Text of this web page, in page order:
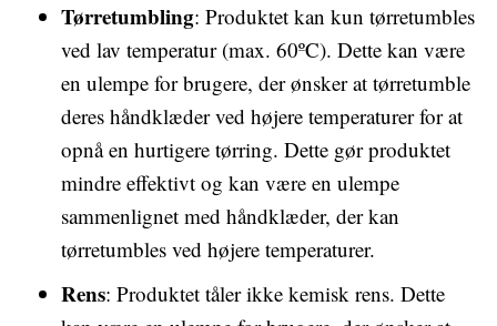
Tørretumbling: Produktet kan kun tørretumbles
ved lav temperatur (max. 60ºC). Dette kan være
en ulempe for brugere, der ønsker at tørretumble
deres håndklæder ved højere temperaturer for at
opnå en hurtigere tørring. Dette gør produktet
mindre effektivt og kan være en ulempe
sammenlignet med håndklæder, der kan
tørretumbles ved højere temperaturer.
Rens: Produktet tåler ikke kemisk rens. Dette